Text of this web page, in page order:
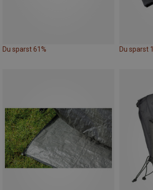
Du sparst 61% Du sparst